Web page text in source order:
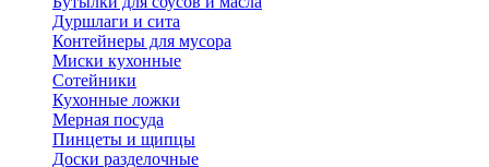
Дуршлаги и сита
Контейнеры для мусора
Миски кухонные
Сотейники
Кухонные ложки
Мерная посуда
Пинцеты и щипцы
Доски разделочные